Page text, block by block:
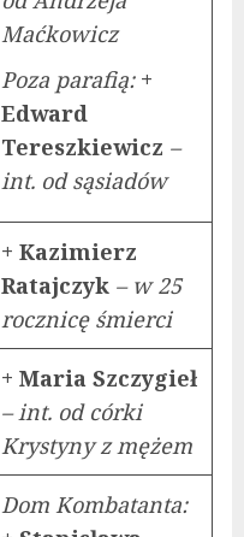
Maćkowicz
Poza parafią: +
Edward
Tereszkiewicz –
int. od sąsiadów
+ Kazimierz
Ratajczyk – w 25
rocznicę śmierci
+ Maria Szczygieł
– int. od córki
Krystyny z mężem
Dom Kombatanta: